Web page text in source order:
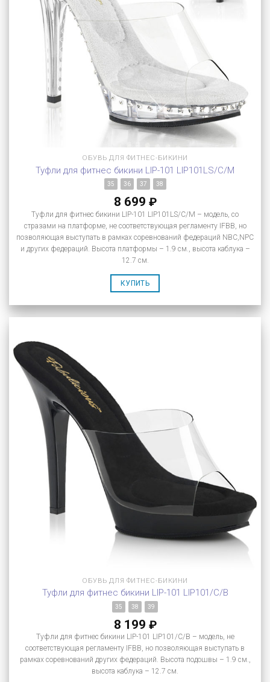
ОБУВЬ ДЛЯ ФИТНЕС-БИКИНИ
Туфли для фитнес бикини LIP-101 LIP101LS/C/M
35 36 37 38
8 699 ₽
Туфли для фитнес бикини LIP-101 LIP101LS/C/M – модель, со
стразами на платформе, не соответствующая регламенту IFBB, но
позволяющая выступать в рамках соревнований федераций NBC,NPC
и других федераций. Высота платформы – 1.9 см., высота каблука –
12.7 см.
КУПИТЬ
ОБУВЬ ДЛЯ ФИТНЕС-БИКИНИ
Туфли для фитнес бикини LIP-101 LIP101/C/B
35 38 39
8 199 ₽
Туфли для фитнес бикини LIP-101 LIP101/C/B – модель, не
соответствующая регламенту IFBB, но позволяющая выступать в
рамках соревнований других федераций. Высота подошвы – 1.9 см.,
высота каблука – 12.7 см.